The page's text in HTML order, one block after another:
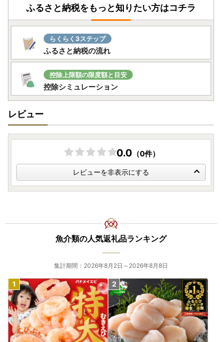
ふるさと納税をもっと知りたい方はコチラ
らくらく3ステップ
ふるさと納税の流れ
控除上限額の限度額と目安
控除シミュレーション
レビュー
0.0 （0件）
レビューを非表示にする
魚介類の人気返礼品ランキング
集計期間：2026年8月2日～2026年8月8日